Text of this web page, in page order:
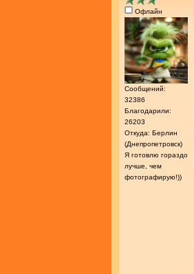
Офлайн
Сообщений:
32386
Благодарили:
26203
Откуда: Берлин
(Днепропетровск)
Я готовлю гораздо
лучше, чем
фотографирую!))